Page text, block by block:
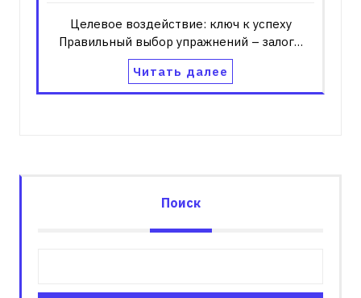
Целевое воздействие: ключ к успеху
Правильный выбор упражнений – залог…
Читать далее
Поиск